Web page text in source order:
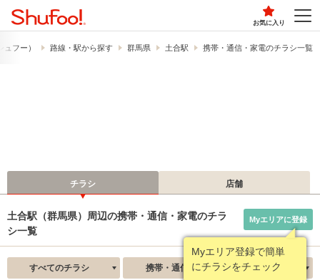
お気に入り
フー） 路線・駅から探す 群馬県 土合駅 携帯・通信・家電のチラシ一覧
チラシ 店舗
土合駅（群馬県）周辺の携帯・通信・家電のチラ
シ一覧
Myエリア登録で簡単
にチラシをチェック
Myエリアに登録
すべてのチラシ 携帯・通信・家電 新着順